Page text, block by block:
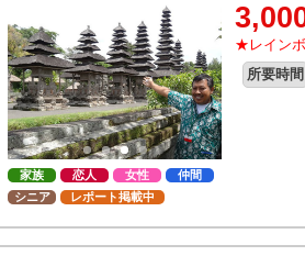
家族 恋人 女性
仲間
シニア
レポート掲載中
★レイン
所要時間